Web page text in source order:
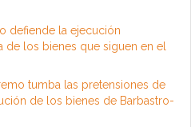
defiende la ejecución
de los bienes que siguen en el
tumba las pretensiones de
de los bienes de Barbastro-